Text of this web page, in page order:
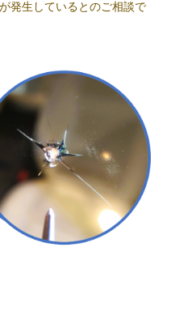
発生しているとのご相談で